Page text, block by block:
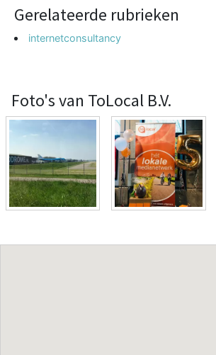
Gerelateerde rubrieken
internetconsultancy
Foto's van ToLocal B.V.